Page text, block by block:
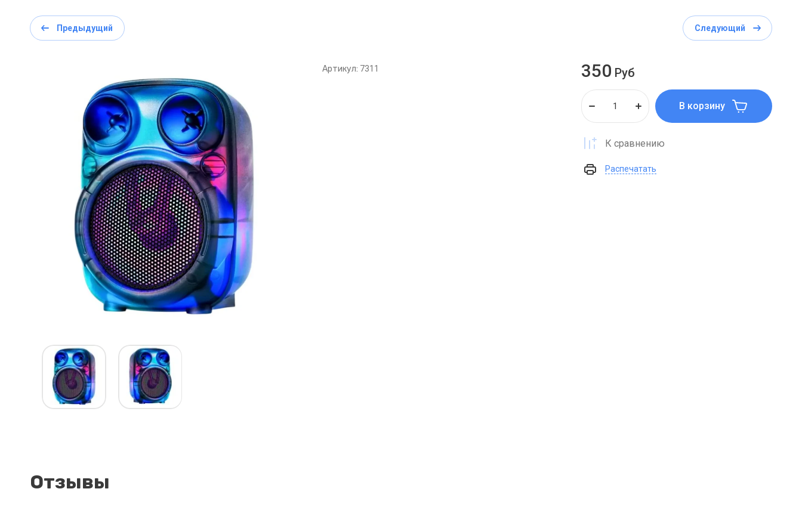
Предыдущий Следующий
Артикул: 7311 350 Руб
В корзину
К сравнению
Распечатать
Отзывы